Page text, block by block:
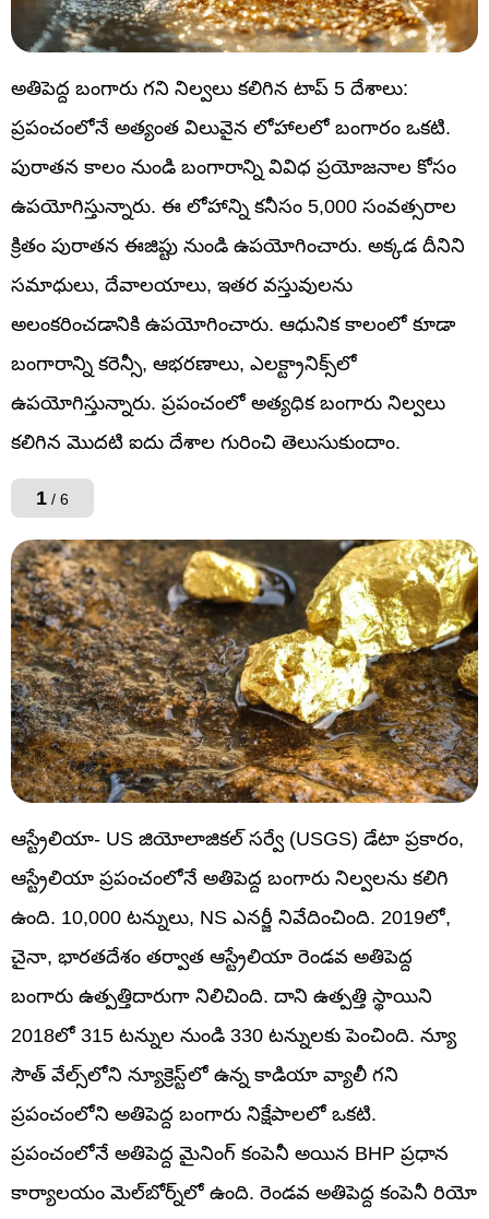
అతిపెద్ద బంగారు గని నిల్వలు కలిగిన టాప్ 5 దేశాలు:
ప్రపంచంలోనే అత్యంత విలువైన లోహాలలో బంగారం ఒకటి.
పురాతన కాలం నుండి బంగారాన్ని వివిధ ప్రయోజనాల కోసం
ఉపయోగిస్తున్నారు. ఈ లోహాన్ని కనీసం 5,000 సంవత్సరాల
క్రితం పురాతన ఈజిప్టు నుండి ఉపయోగించారు. అక్కడ దీనిని
సమాధులు, దేవాలయాలు, ఇతర వస్తువులను
అలంకరించడానికి ఉపయోగించారు. ఆధునిక కాలంలో కూడా
బంగారాన్ని కరెన్సీ, ఆభరణాలు, ఎలక్ట్రానిక్స్‌లో
ఉపయోగిస్తున్నారు. ప్రపంచంలో అత్యధిక బంగారు నిల్వలు
కలిగిన మొదటి ఐదు దేశాల గురించి తెలుసుకుందాం.
1 / 6
ఆస్ట్రేలియా- US జియోలాజికల్ సర్వే (USGS) డేటా ప్రకారం,
ఆస్ట్రేలియా ప్రపంచంలోనే అతిపెద్ద బంగారు నిల్వలను కలిగి
ఉంది. 10,000 టన్నులు, NS ఎనర్జీ నివేదించింది. 2019లో,
చైనా, భారతదేశం తర్వాత ఆస్ట్రేలియా రెండవ అతిపెద్ద
బంగారు ఉత్పత్తిదారుగా నిలిచింది. దాని ఉత్పత్తి స్థాయిని
2018లో 315 టన్నుల నుండి 330 టన్నులకు పెంచింది. న్యూ
సౌత్ వేల్స్‌లోని న్యూక్రెస్ట్‌లో ఉన్న కాడియా వ్యాలీ గని
ప్రపంచంలోని అతిపెద్ద బంగారు నిక్షేపాలలో ఒకటి.
ప్రపంచంలోనే అతిపెద్ద మైనింగ్ కంపెనీ అయిన BHP ప్రధాన
కార్యాలయం మెల్‌బోర్న్‌లో ఉంది. రెండవ అతిపెద్ద కంపెనీ రియో